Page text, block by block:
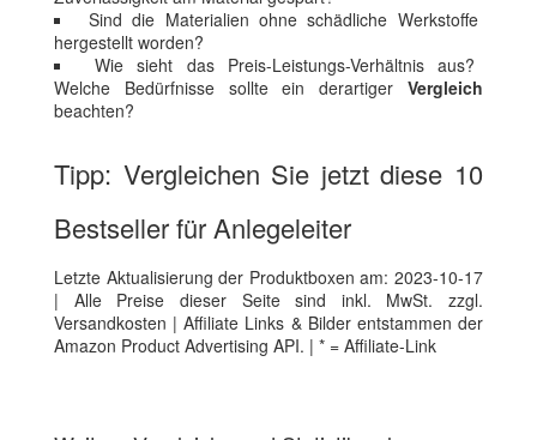
Sind die Materialien ohne schädliche Werkstoffe
hergestellt worden?
Wie sieht das Preis-Leistungs-Verhältnis aus?
Welche Bedürfnisse sollte ein derartiger Vergleich
beachten?
Tipp: Vergleichen Sie jetzt diese 10
Bestseller für Anlegeleiter
Letzte Aktualisierung der Produktboxen am: 2023-10-17
| Alle Preise dieser Seite sind inkl. MwSt. zzgl.
Versandkosten | Affiliate Links & Bilder entstammen der
Amazon Product Advertising API. | * = Affiliate-Link